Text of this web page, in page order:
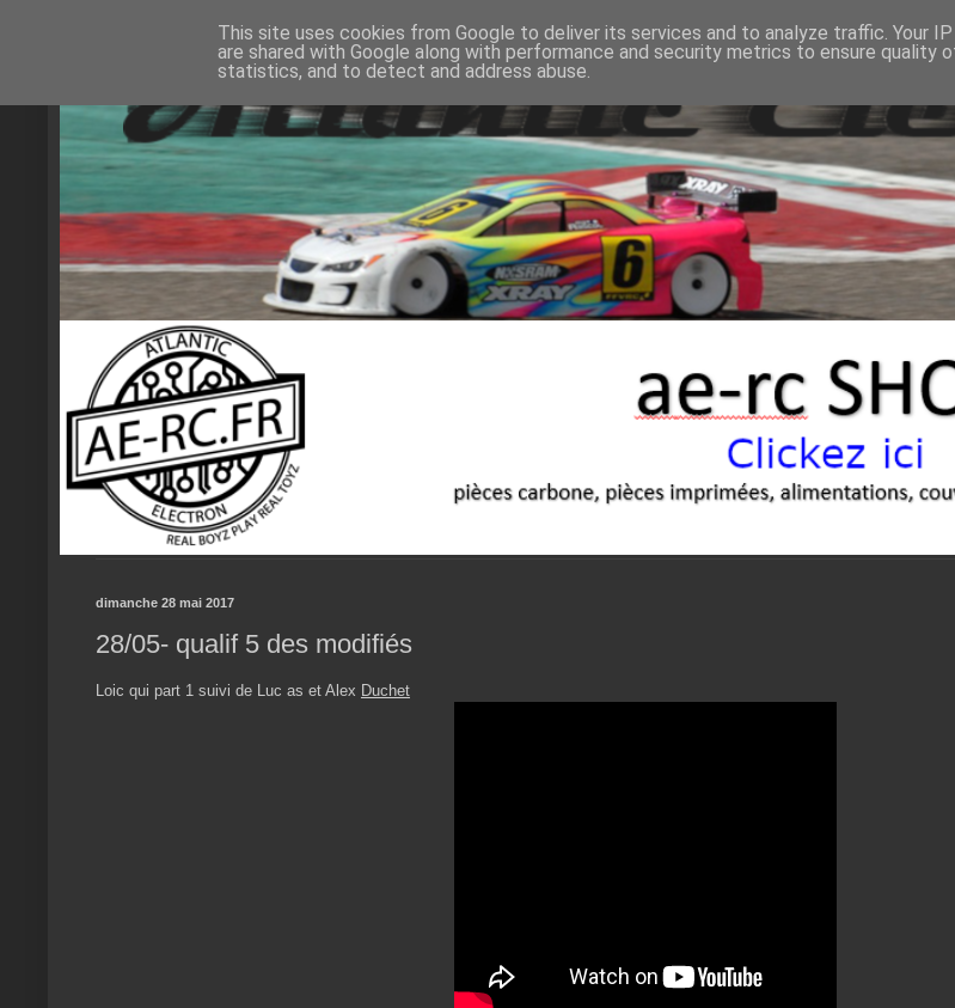
dimanche 28 mai 2017
28/05- qualif 5 des modifiés
Loic qui part 1 suivi de Luc as et Alex Duchet
This site uses cookies from Google to deliver its services and to analyze traffic. Your
are shared with Google along with performance and security metrics to ensure quality
statistics, and to detect and address abuse.